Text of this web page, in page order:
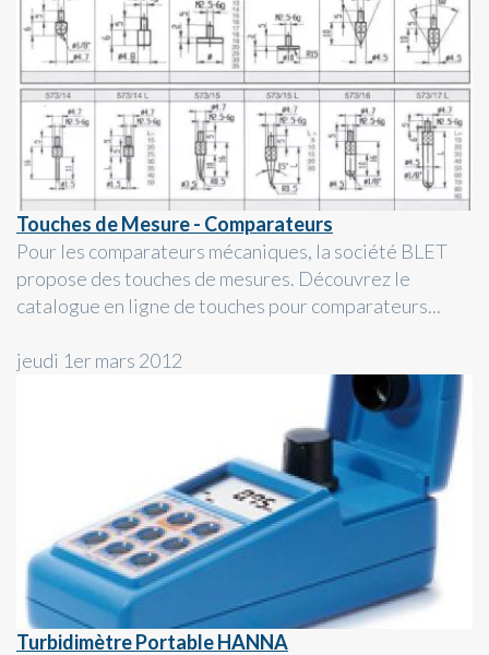
Touches de Mesure - Comparateurs
Pour les comparateurs mécaniques, la société BLET
propose des touches de mesures. Découvrez le
catalogue en ligne de touches pour comparateurs...
jeudi 1er mars 2012
Turbidimètre Portable HANNA